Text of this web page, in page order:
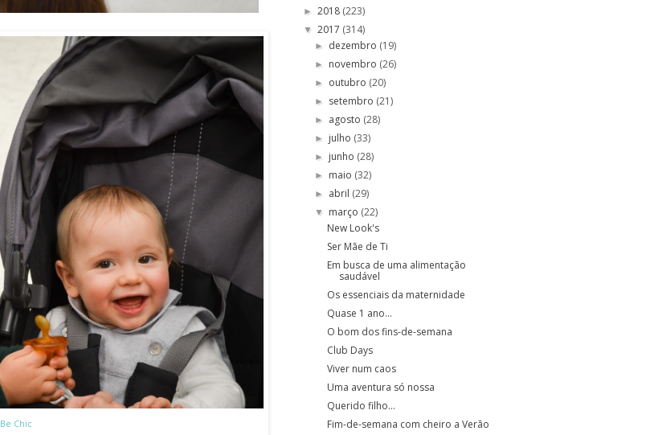
Be Chic
► 2018 (223)
▼ 2017 (314)
► dezembro (19)
► novembro (26)
► outubro (20)
► setembro (21)
► agosto (28)
► julho (33)
► junho (28)
► maio (32)
► abril (29)
▼ março (22)
New Look's
Ser Mãe de Ti
Em busca de uma alimentação
saudável
Os essenciais da maternidade
Quase 1 ano...
O bom dos fins-de-semana
Club Days
Viver num caos
Uma aventura só nossa
Querido filho...
Fim-de-semana com cheiro a Verão